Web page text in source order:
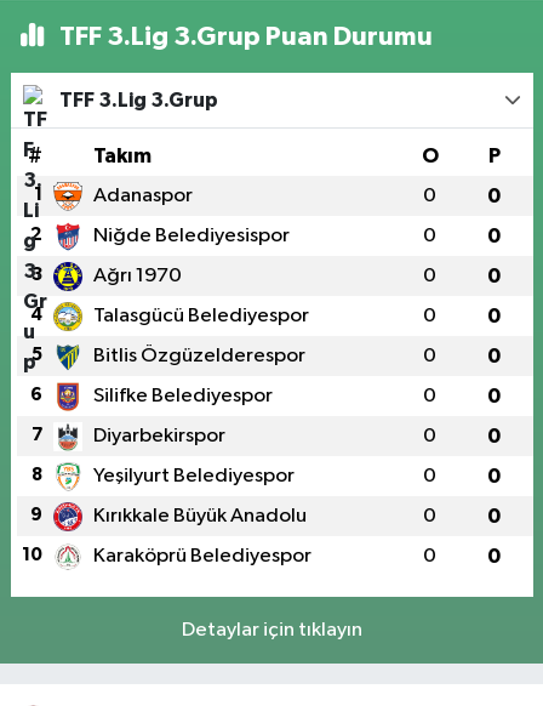
TFF 3.Lig 3.Grup Puan Durumu
TFF 3.Lig 3.Grup
# Takım O P
1 Adanaspor 0 0
2 Niğde Belediyesispor 0 0
3 Ağrı 1970 0 0
4 Talasgücü Belediyespor 0 0
5 Bitlis Özgüzelderespor 0 0
6 Silifke Belediyespor 0 0
7 Diyarbekirspor 0 0
8 Yeşilyurt Belediyespor 0 0
9 Kırıkkale Büyük Anadolu 0 0
10 Karaköprü Belediyespor 0 0
Detaylar için tıklayın